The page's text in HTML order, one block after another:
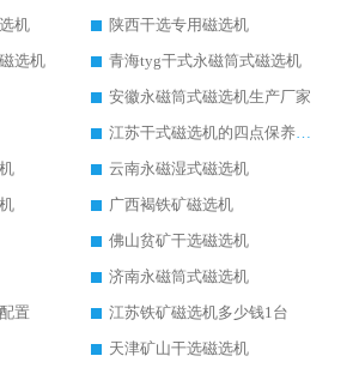
机
陕西干选专用磁选机
选机
青海tyg干式永磁筒式磁选机
安徽永磁筒式磁选机生产厂家
江苏干式磁选机的四点保养秘籍
云南永磁湿式磁选机
广西褐铁矿磁选机
佛山贫矿干选磁选机
济南永磁筒式磁选机
置
江苏铁矿磁选机多少钱1台
天津矿山干选磁选机